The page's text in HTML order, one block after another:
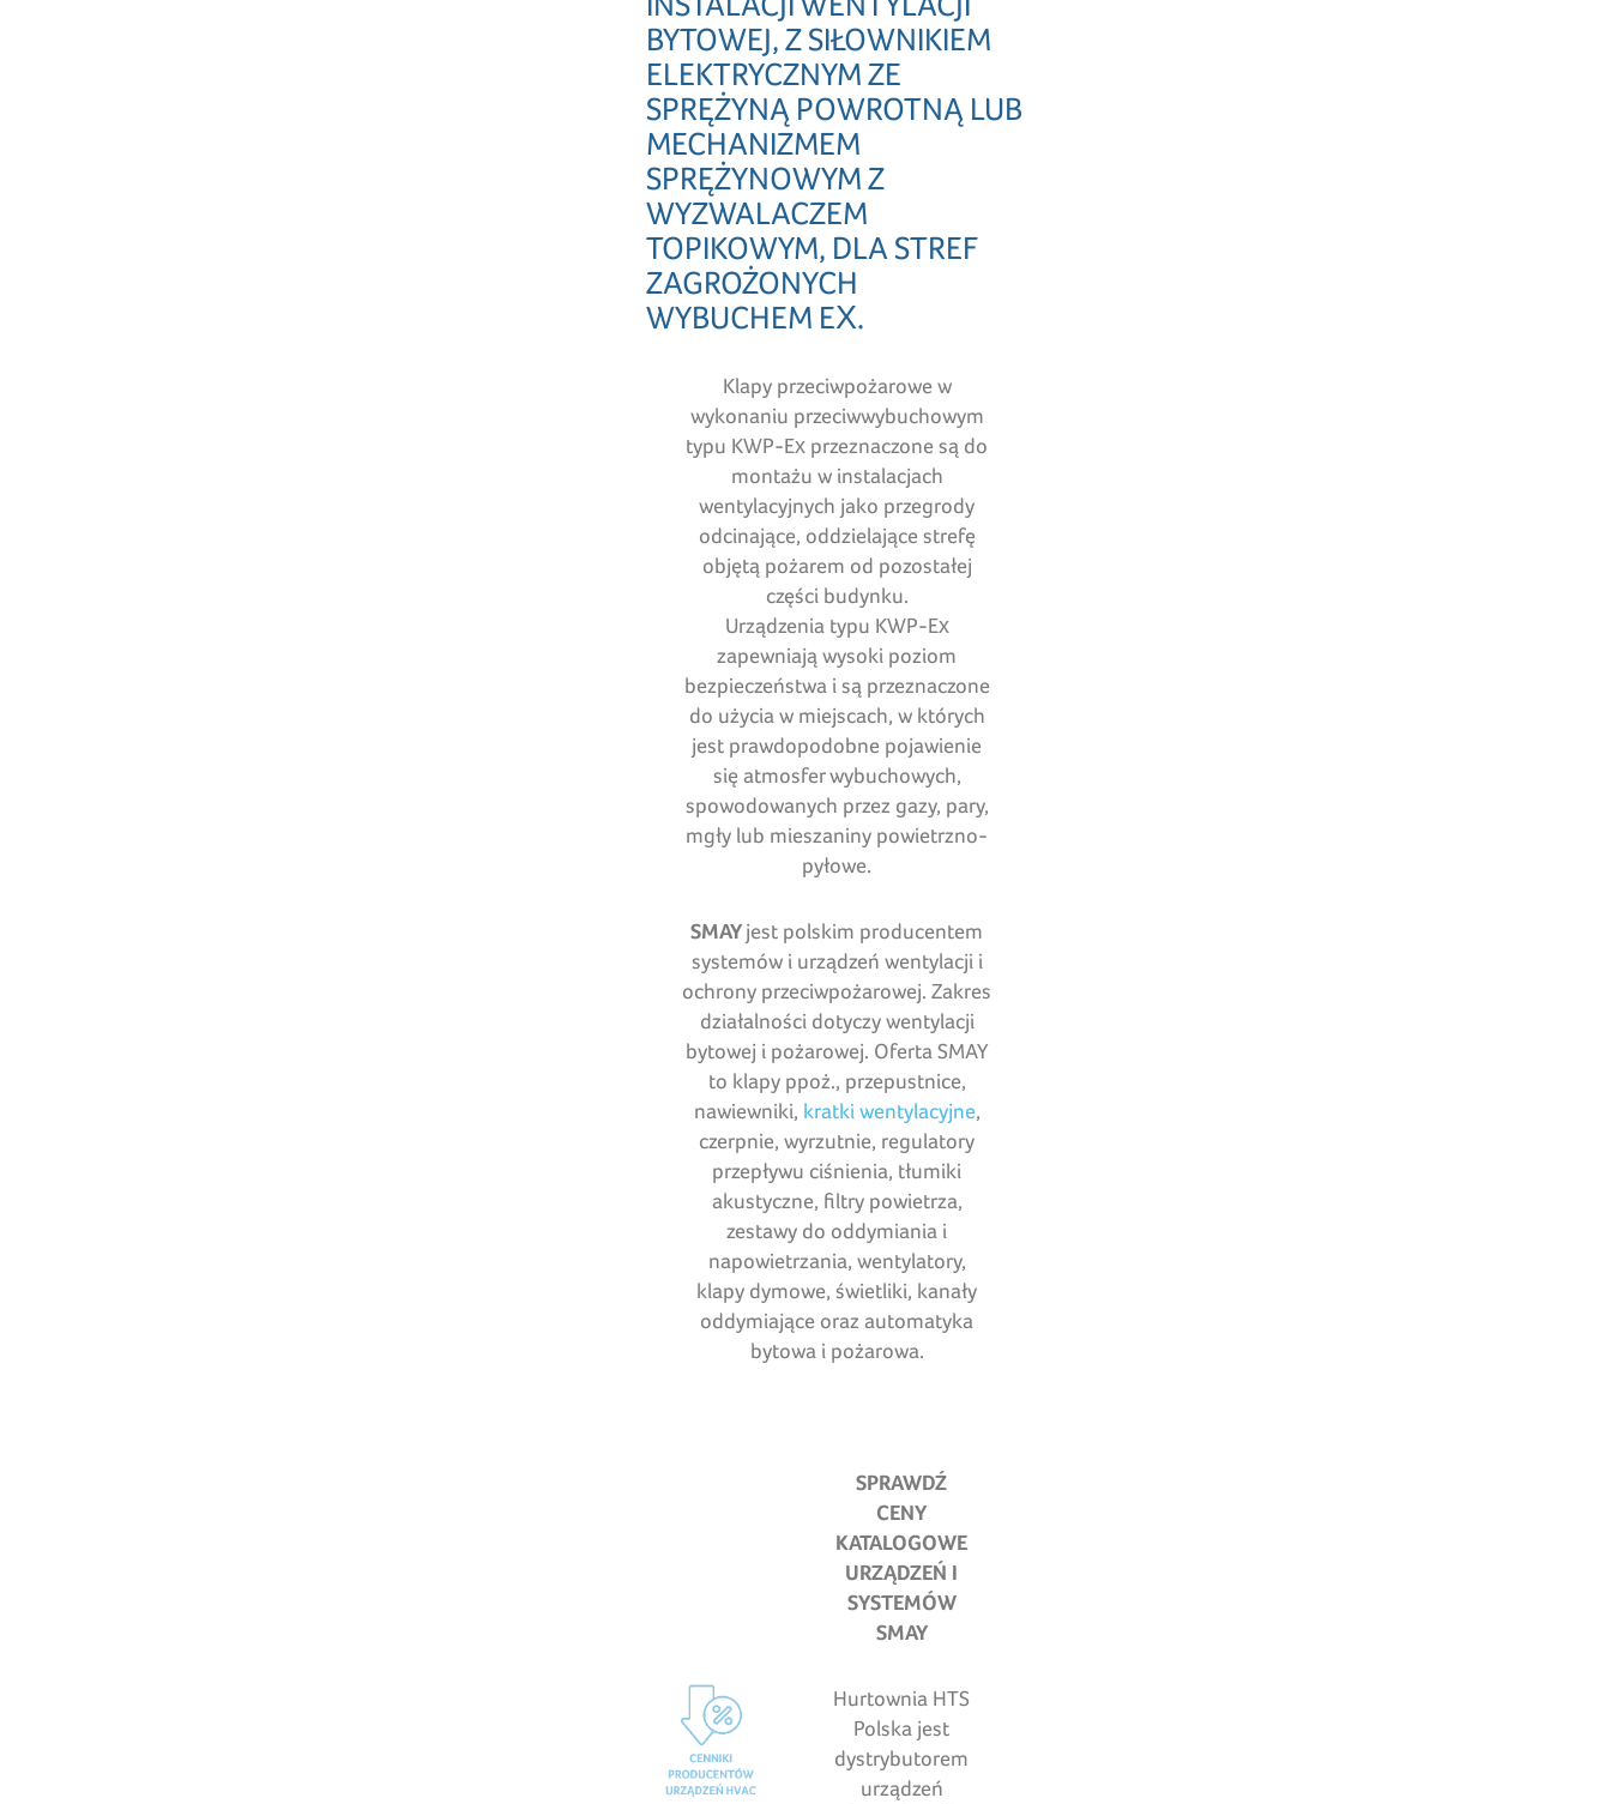
BYTOWEJ, Z SIŁOWNIKIEM
ELEKTRYCZNYM ZE
SPRĘŻYNĄ POWROTNĄ LUB
MECHANIZMEM
SPRĘŻYNOWYM Z
WYZWALACZEM
TOPIKOWYM, DLA STREF
ZAGROŻONYCH
WYBUCHEM EX.
Klapy przeciwpożarowe w
wykonaniu przeciwwybuchowym
typu KWP-Ex przeznaczone są do
montażu w instalacjach
wentylacyjnych jako przegrody
odcinające, oddzielające strefę
objętą pożarem od pozostałej
części budynku.
Urządzenia typu KWP-Ex
zapewniają wysoki poziom
bezpieczeństwa i są przeznaczone
do użycia w miejscach, w których
jest prawdopodobne pojawienie
się atmosfer wybuchowych,
spowodowanych przez gazy, pary,
mgły lub mieszaniny powietrzno-
pyłowe.
SMAYjest polskim producentem
systemów i urządzeń wentylacji i
ochrony przeciwpożarowej. Zakres
działalności dotyczy wentylacji
bytowej i pożarowej. Oferta SMAY
to klapy ppoż., przepustnice,
nawiewniki, kratki wentylacyjne,
czerpnie, wyrzutnie, regulatory
przepływu ciśnienia, tłumiki
akustyczne, filtry powietrza,
zestawy do oddymiania i
napowietrzania, wentylatory,
klapy dymowe, świetliki, kanały
oddymiające oraz automatyka
bytowa i pożarowa.
SPRAWDŹ
CENY
KATALOGOWE
URZĄDZEŃ I
SYSTEMÓW
SMAY
Hurtownia HTS
Polska jest
dystrybutorem
urządzeń